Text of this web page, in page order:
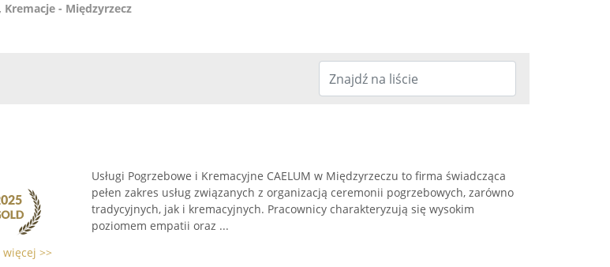
Kremacje - Międzyrzecz
więcej >>
Usługi Pogrzebowe i Kremacyjne CAELUM w Międzyrzeczu to firma świadcząca
pełen zakres usług związanych z organizacją ceremonii pogrzebowych, zarówno
tradycyjnych, jak i kremacyjnych. Pracownicy charakteryzują się wysokim
poziomem empatii oraz ...